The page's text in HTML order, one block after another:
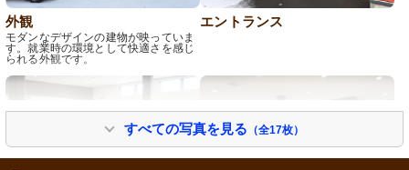
外観
モダンなデザインの建物が映っていま
す。就業時の環境として快適さを感じ
られる外観です。
エントランス
すべての写真を見る （全17枚）